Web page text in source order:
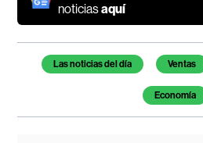
noticiasaquí
Temas de este artículo
Las noticias del día Ventas
Economía